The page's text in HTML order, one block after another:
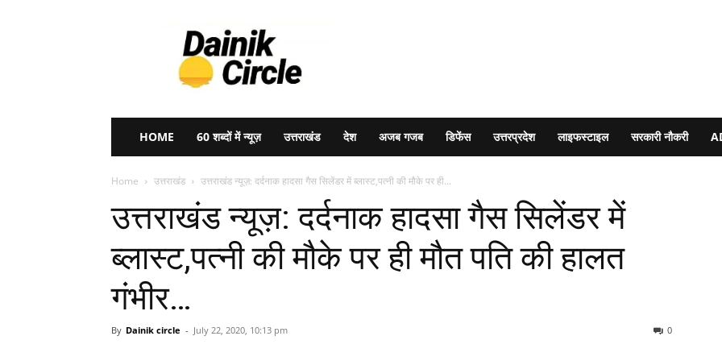
HOME 60 शब्दों में न्यूज़ उत्तराखंड देश अजब गजब डिफेंस उत्तरप्रदेश लाइफस्टाइल सरकारी नौकरी
Home उत्तराखंड उत्तराखंड न्यूज़: दर्दनाक हादसा गैस सिलेंडर में ब्लास्ट,पत्नी की मौके पर ही...
उत्तराखंड न्यूज़: दर्दनाक हादसा गैस सिलेंडर में
ब्लास्ट,पत्नी की मौके पर ही मौत पति की हालत
गंभीर…
By Dainik circle - July 22, 2020, 10:13 pm 0